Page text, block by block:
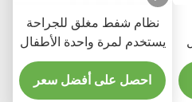
نظام شفط مغلق للجراحة
يستخدم لمرة واحدة الأطفال
حديثي الولادة / الأطفال -
الكوع
احصل على أفضل سعر